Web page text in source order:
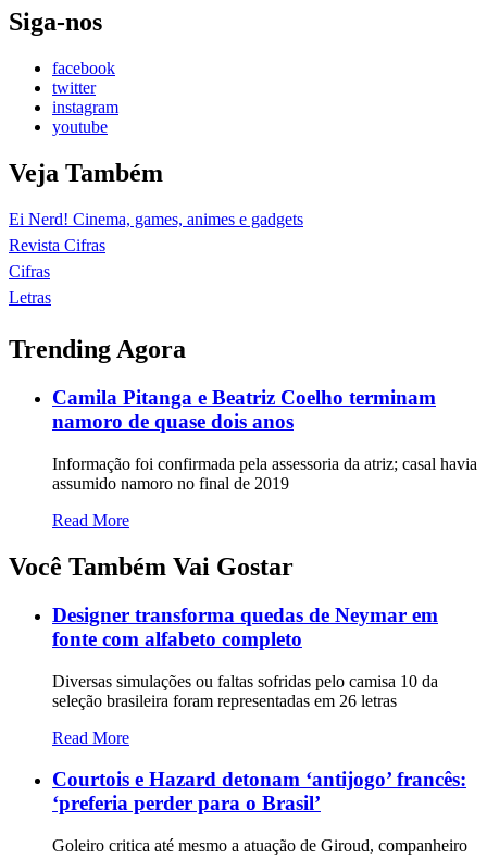
Siga-nos
facebook
twitter
instagram
youtube
Veja Também
Ei Nerd! Cinema, games, animes e gadgets
Revista Cifras
Cifras
Letras
Trending Agora
Camila Pitanga e Beatriz Coelho terminam
namoro de quase dois anos
Informação foi confirmada pela assessoria da atriz; casal havia
assumido namoro no final de 2019
Read More
Você Também Vai Gostar
Designer transforma quedas de Neymar em
fonte com alfabeto completo
Diversas simulações ou faltas sofridas pelo camisa 10 da
seleção brasileira foram representadas em 26 letras
Read More
Courtois e Hazard detonam ‘antijogo’ francês:
‘preferia perder para o Brasil’
Goleiro critica até mesmo a atuação de Giroud, companheiro